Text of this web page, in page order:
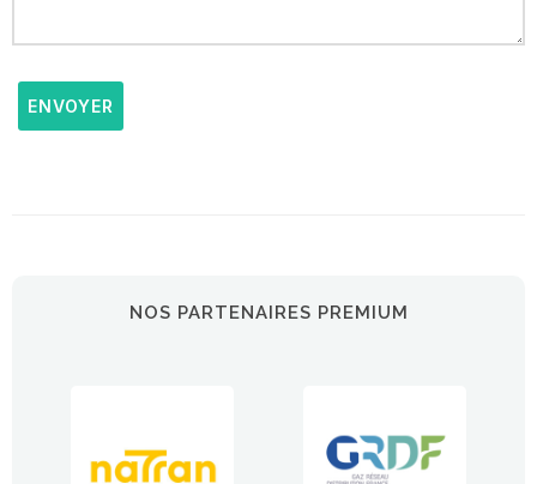
ENVOYER
NOS PARTENAIRES PREMIUM